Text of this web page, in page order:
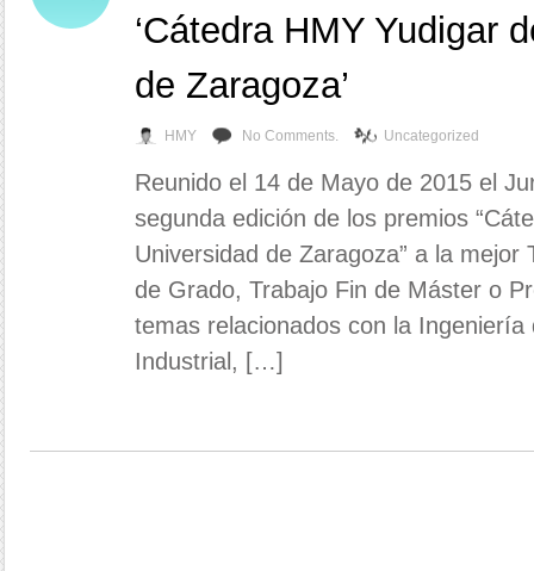
‘Cátedra HMY Yudigar
de Zaragoza’
HMY No Comments. Uncategorized
Reunido el 14 de Mayo de 2015 el
segunda edición de los premios
Universidad de Zaragoza” a la mejor
de Grado, Trabajo Fin de Máster o
temas relacionados con la
Industrial, […]